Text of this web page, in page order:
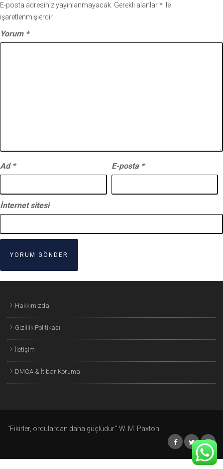
E-posta adresiniz yayınlanmayacak. Gerekli alanlar* ile
işaretlenmişlerdir
Yorum *
Ad * E-posta *
İnternet sitesi
Hakkımızda
Gizlilik Politikası
İletişim
DMCA & İtibar Koruma
"Fikirler, ordulardan daha güçlüdür." W. M. Paxton